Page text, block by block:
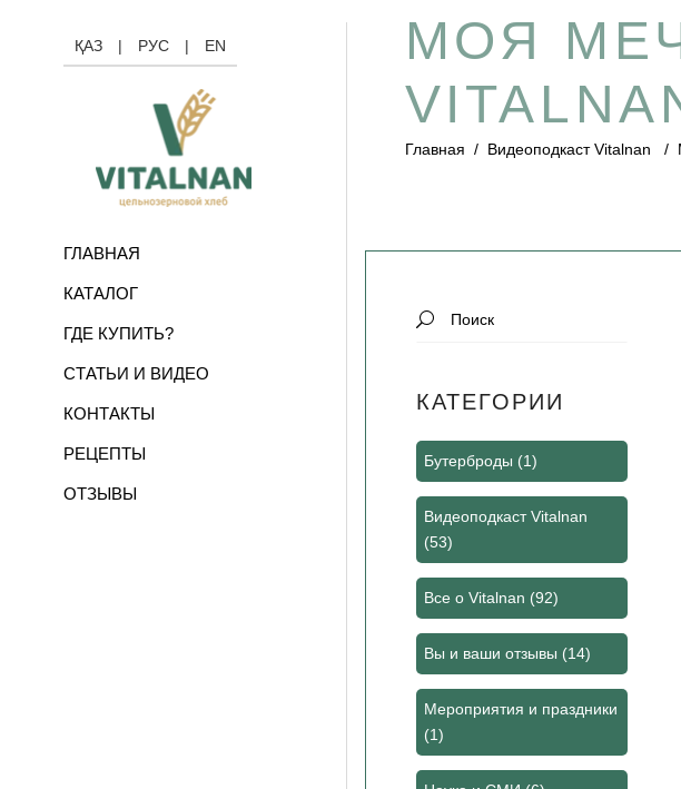
ҚАЗ | РУС | EN
ГЛАВНАЯ
КАТАЛОГ
ГДЕ КУПИТЬ?
СТАТЬИ И ВИДЕО
КОНТАКТЫ
РЕЦЕПТЫ
ОТЗЫВЫ
МОЯ
Главная / Видеоподкаст Vitalnan /
Search
for:
КАТЕГОРИИ
Бутерброды (1)
Видеоподкаст Vitalnan
(53)
Все о Vitalnan (92)
Вы и ваши отзывы (14)
Мероприятия и праздники
(1)